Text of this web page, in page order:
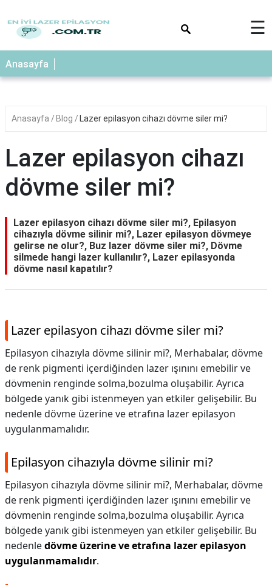
☰
Anasayfa
Anasayfa Blog Lazer epilasyon cihazı dövme siler mi?
Lazer epilasyon cihazı
dövme siler mi?
Lazer epilasyon cihazı dövme siler mi?, Epilasyon
cihazıyla dövme silinir mi?, Lazer epilasyon dövmeye
gelirse ne olur?, Buz lazer dövme siler mi?, Dövme
silmede hangi lazer kullanılır?, Lazer epilasyonda
dövme nasıl kapatılır?
Lazer epilasyon cihazı dövme siler mi?
Epilasyon cihazıyla dövme silinir mi?, Merhabalar, dövme
de renk pigmenti içerdiğinden lazer ışınını emebilir ve
dövmenin renginde solma,bozulma oluşabilir. Ayrıca
bölgede yanık gibi istenmeyen yan etkiler gelişebilir. Bu
nedenle dövme üzerine ve etrafına lazer epilasyon
uygulanmamalıdır.
Epilasyon cihazıyla dövme silinir mi?
Epilasyon cihazıyla dövme silinir mi?, Merhabalar, dövme
de renk pigmenti içerdiğinden lazer ışınını emebilir ve
dövmenin renginde solma,bozulma oluşabilir. Ayrıca
bölgede yanık gibi istenmeyen yan etkiler gelişebilir. Bu
nedenledövme üzerine ve etrafına lazer epilasyon
uygulanmamalıdır.